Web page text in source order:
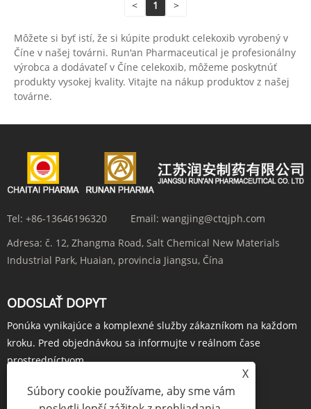
< 1 >
Môžete si byť istí, že si kúpite produkt celekoxib vyrobený v
Číne v našej továrni. Run'an Pharmaceutical je profesionálny
výrobca a dodávateľ v Číne celekoxib, môžeme poskytnúť
produkty vysokej kvality. Vitajte na nákup produktov z našej
továrne.
Tel: +86-13646196320 Email: wangjing@ctqjph.com
Adresa: č. 12, Zhangma Road, Salt Chemical New Materials
Industrial Park, Huaian, provincia Jiangsu, Čína
ODOSLAŤ DOPYT
Ponúka vynikajúce a komplexné služby zákazníkom na každom
kroku. Pred objednávkou sa informujte v reálnom čase
prostredníctvom...
OBJEDNAŤ TERAZ
X
Súbory cookie používame, aby sme vám